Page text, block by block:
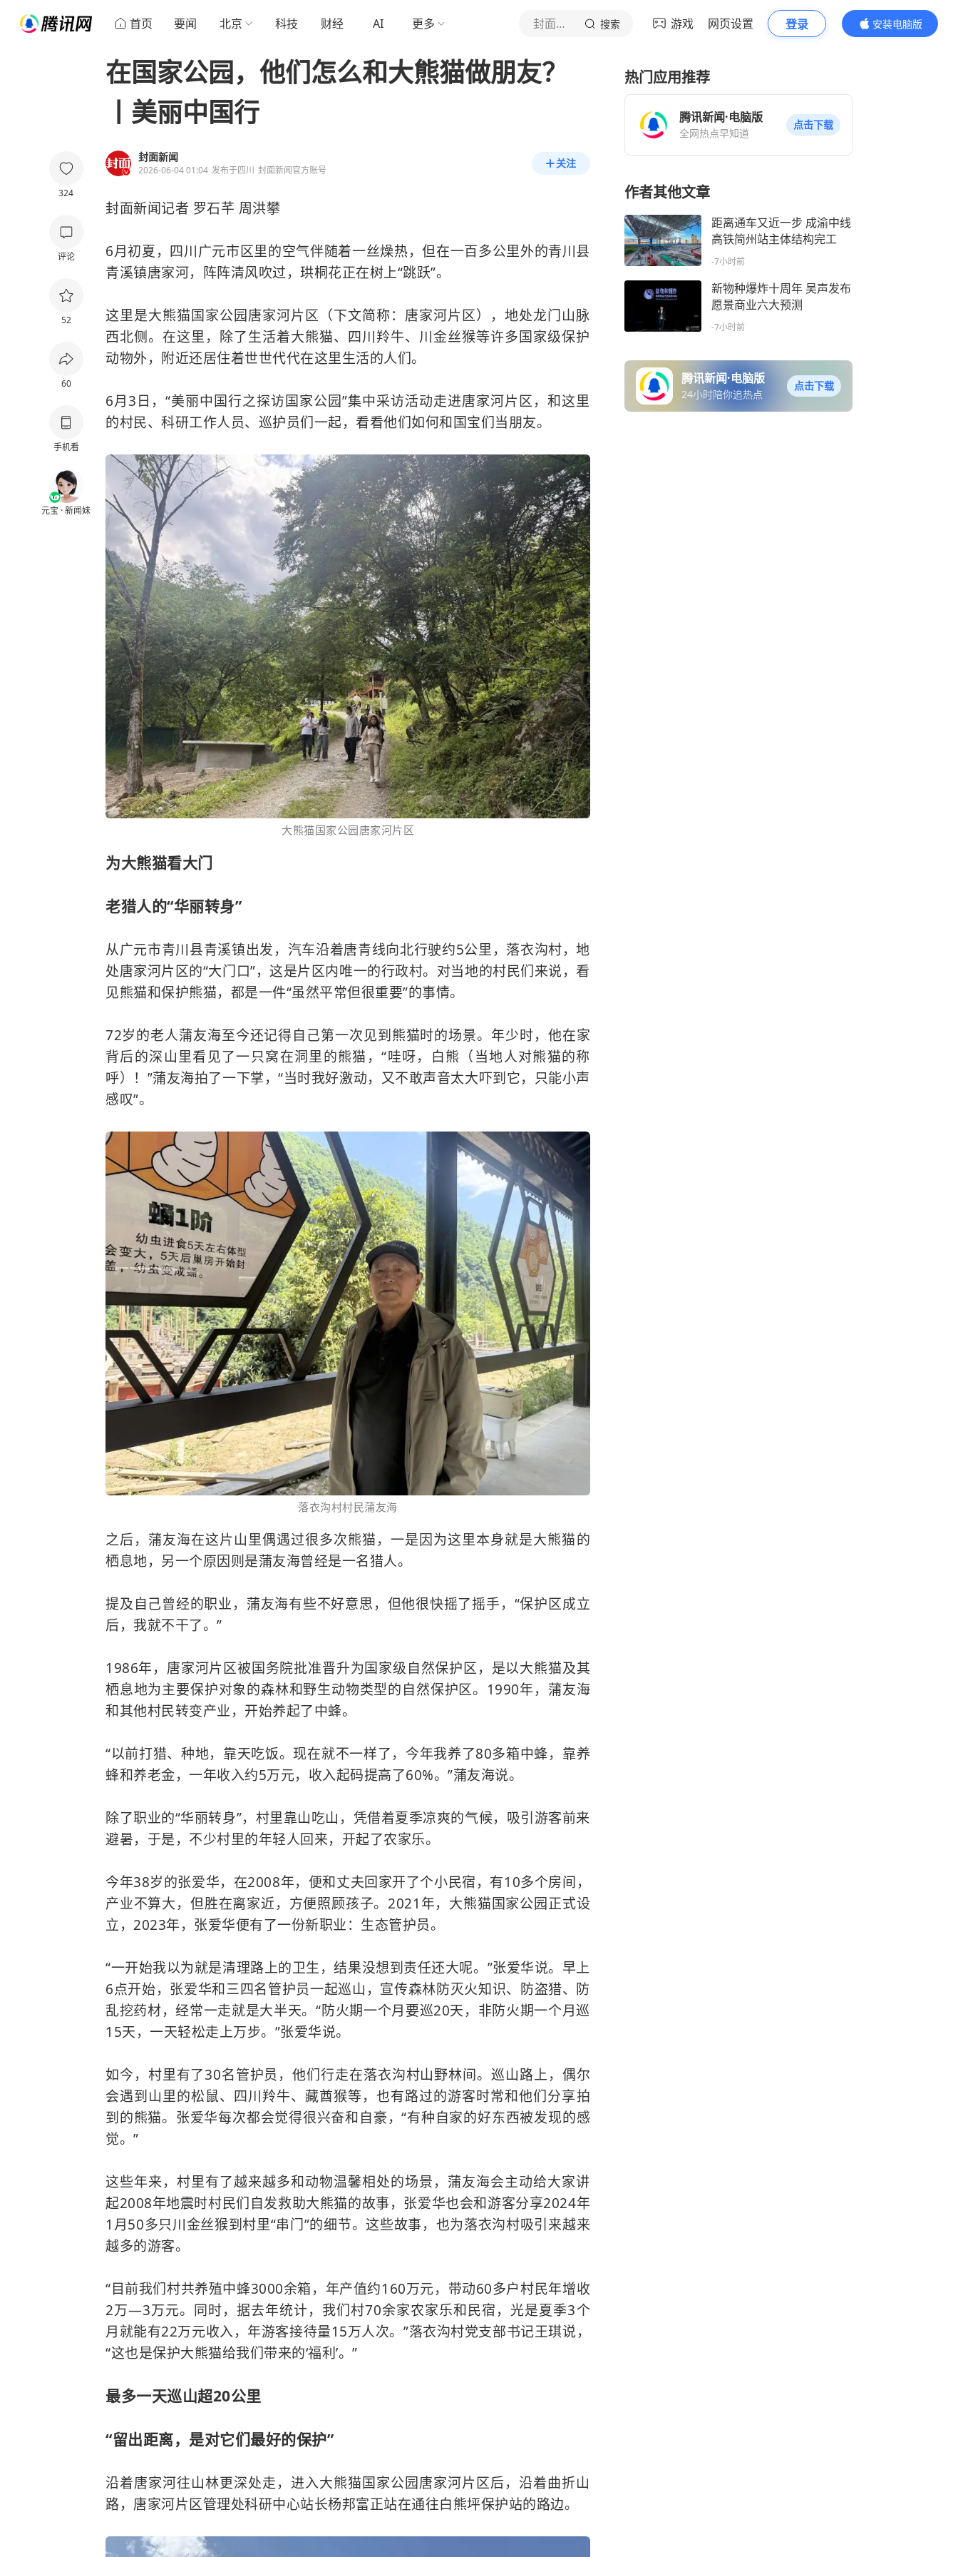
首页 要闻 北京 科技 财经 AI 更多 封面新闻 搜索 游戏 网页设置 登录
安装电脑版
内容更精彩
324
评论
52
60
手机看
元宝 · 新闻妹
在国家公园，他们怎么和大熊猫做朋友？
丨美丽中国行
封面新闻
2026-06-04 01:04 发布于四川 封面新闻官方账号
关注
封面新闻记者 罗石芊 周洪攀
6月初夏，四川广元市区里的空气伴随着一丝燥热，但在一百多公里外的青川县
青溪镇唐家河，阵阵清风吹过，珙桐花正在树上“跳跃”。
这里是大熊猫国家公园唐家河片区（下文简称：唐家河片区），地处龙门山脉
西北侧。在这里，除了生活着大熊猫、四川羚牛、川金丝猴等许多国家级保护
动物外，附近还居住着世世代代在这里生活的人们。
6月3日，“美丽中国行之探访国家公园”集中采访活动走进唐家河片区，和这里
的村民、科研工作人员、巡护员们一起，看看他们如何和国宝们当朋友。
大熊猫国家公园唐家河片区
为大熊猫看大门
老猎人的“华丽转身”
从广元市青川县青溪镇出发，汽车沿着唐青线向北行驶约5公里，落衣沟村，地
处唐家河片区的“大门口”，这是片区内唯一的行政村。对当地的村民们来说，看
见熊猫和保护熊猫，都是一件“虽然平常但很重要”的事情。
72岁的老人蒲友海至今还记得自己第一次见到熊猫时的场景。年少时，他在家
背后的深山里看见了一只窝在洞里的熊猫，“哇呀，白熊（当地人对熊猫的称
呼）！”蒲友海拍了一下掌，“当时我好激动，又不敢声音太大吓到它，只能小声
感叹”。
落衣沟村村民蒲友海
之后，蒲友海在这片山里偶遇过很多次熊猫，一是因为这里本身就是大熊猫的
栖息地，另一个原因则是蒲友海曾经是一名猎人。
提及自己曾经的职业，蒲友海有些不好意思，但他很快摇了摇手，“保护区成立
后，我就不干了。”
1986年，唐家河片区被国务院批准晋升为国家级自然保护区，是以大熊猫及其
栖息地为主要保护对象的森林和野生动物类型的自然保护区。1990年，蒲友海
和其他村民转变产业，开始养起了中蜂。
“以前打猎、种地，靠天吃饭。现在就不一样了，今年我养了80多箱中蜂，靠养
蜂和养老金，一年收入约5万元，收入起码提高了60%。”蒲友海说。
除了职业的“华丽转身”，村里靠山吃山，凭借着夏季凉爽的气候，吸引游客前来
避暑，于是，不少村里的年轻人回来，开起了农家乐。
今年38岁的张爱华，在2008年，便和丈夫回家开了个小民宿，有10多个房间，
产业不算大，但胜在离家近，方便照顾孩子。2021年， 大熊猫国家公园正式设
立，2023年，张爱华便有了一份新职业：生态管护员。
“一开始我以为就是清理路上的卫生，结果没想到责任还大呢。”张爱华说。早上
6点开始，张爱华和三四名管护员一起巡山，宣传森林防灭火知识、防盗猎、防
乱挖药材，经常一走就是大半天。“防火期一个月要巡20天，非防火期一个月巡
15天，一天轻松走上万步。”张爱华说。
如今，村里有了30名管护员，他们行走在落衣沟村山野林间。巡山路上，偶尔
会遇到山里的松鼠、四川羚牛、藏酋猴等，也有路过的游客时常和他们分享拍
到的熊猫。张爱华每次都会觉得很兴奋和自豪，“有种自家的好东西被发现的感
觉。”
这些年来，村里有了越来越多和动物温馨相处的场景，蒲友海会主动给大家讲
起2008年地震时村民们自发救助大熊猫的故事，张爱华也会和游客分享2024年
1月50多只川金丝猴到村里“串门”的细节。这些故事，也为落衣沟村吸引来越来
越多的游客。
“目前我们村共养殖中蜂3000余箱，年产值约160万元，带动60多户村民年增收
2万—3万元。同时，据去年统计，我们村70余家农家乐和民宿，光是夏季3个
月就能有22万元收入，年游客接待量15万人次。”落衣沟村党支部书记王琪说，
“这也是保护大熊猫给我们带来的‘福利’。”
最多一天巡山超20公里
“留出距离，是对它们最好的保护”
沿着唐家河往山林更深处走，进入大熊猫国家公园唐家河片区后，沿着曲折山
路，唐家河片区管理处科研中心站长杨邦富正站在通往白熊坪保护站的路边。
热门应用推荐
腾讯新闻·电脑版
全网热点早知道
点击下载
作者其他文章
距离通车又近一步 成渝中线
高铁简州站主体结构完工
-7小时前
新物种爆炸十周年 吴声发布
愿景商业六大预测
-7小时前
腾讯新闻·电脑版
24小时陪你追热点
点击下载